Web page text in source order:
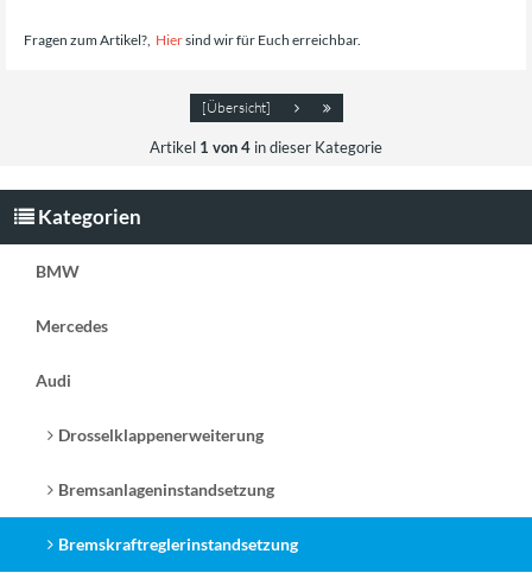
Fragen zum Artikel?, Hiersind wir für Euch erreichbar.
[Übersicht]
Artikel 1 von 4 in dieser Kategorie
Kategorien
BMW
Mercedes
Audi
Drosselklappenerweiterung
Bremsanlageninstandsetzung
Bremskraftreglerinstandsetzung